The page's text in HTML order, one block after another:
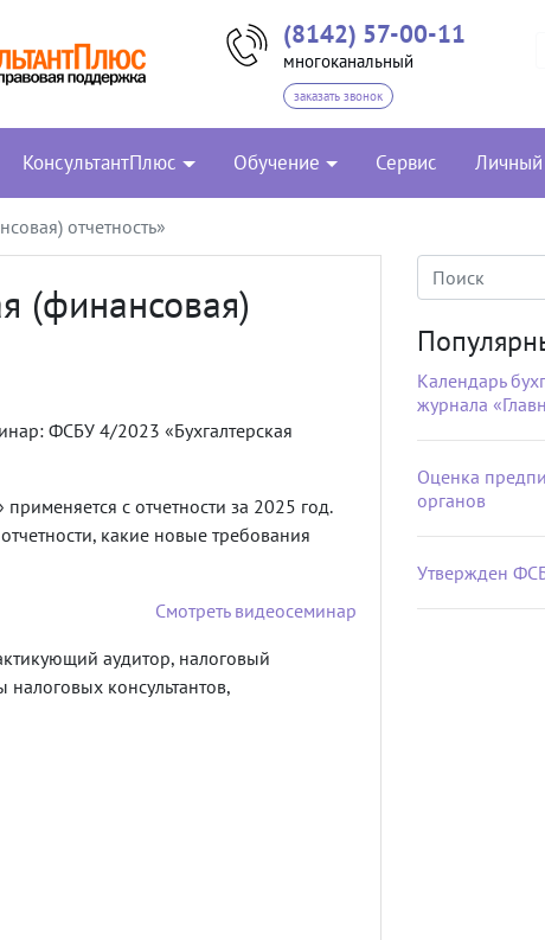
(8142) 57-00-11
многоканальный
заказать звонок
КонсультантПлюс Обучение Сервис Личный
отчетность»
(финансовая)
ФСБУ 4/2023 «Бухгалтерская
с отчетности за 2025 год.
какие новые требования
Смотреть видеосеминар
аудитор, налоговый
налоговых консультантов,
Календарь
журнала
Оценка
органов
Утвержден